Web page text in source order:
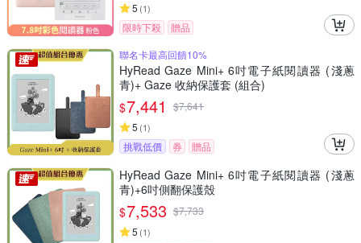
5 (1)
限時下殺
贈品
聯名卡最高回饋10%
HyRead Gaze Mini+ 6吋電子紙閱讀器 (淺蔥
青)+ Gaze 收納保護套 (組合)
$7,441 $7,641
5 (1)
挑戰低價 券 贈品
HyRead Gaze Mini+ 6吋電子紙閱讀器 (淺蔥
青)+6吋側翻保護殼
$7,533 $7,733
5 (1)